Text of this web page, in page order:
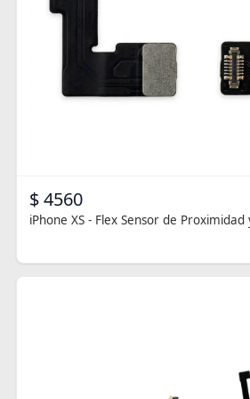
$ 4560
iPhone XS - Flex Sensor de Proximidad